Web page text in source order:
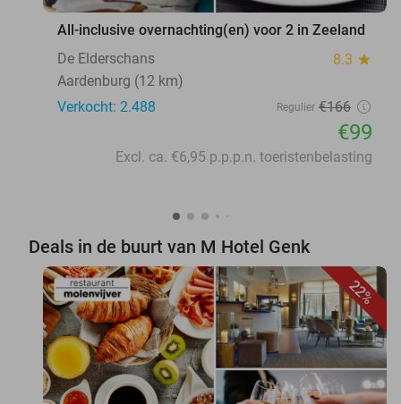
All-inclusive overnachting(en) voor 2 in Zeeland
De Elderschans
8.3 star
Aardenburg (12 km)
Verkocht: 2.488
Regulier €166
€99
Excl. ca. €6,95 p.p.p.n. toeristenbelasting
Deals in de buurt van M Hotel Genk
22%